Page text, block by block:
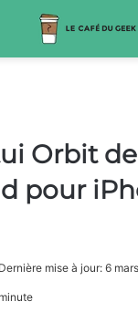
Orbit de
pour
Dernière mise à jour: 6